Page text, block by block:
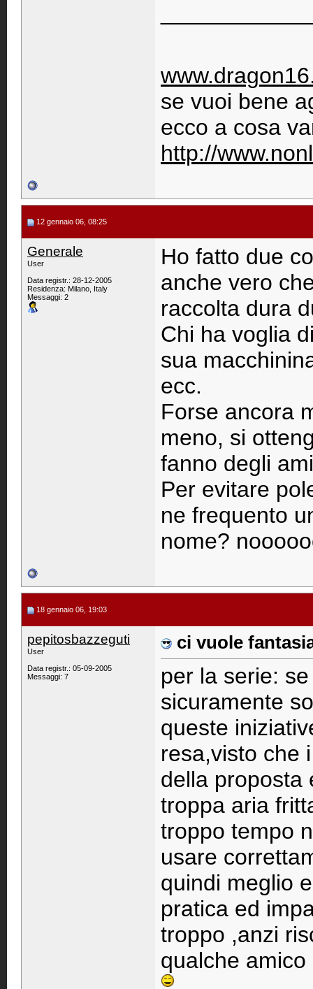
se vuoi bene
ecco a cosa
http://
12 gennaio 06, 08:25
Generale
User
Data registr.: 28-12-2005
Residenza: Milano, Italy
Messaggi: 2
Ho fatto due
anche vero
raccolta dura
Chi ha voglia
sua
ecc.
Forse ancora
meno, si
fanno degli
Per evitare
ne frequento
nome?
18 gennaio 06, 19:03
pepitosbazzeguti
User
Data registr.: 05-09-2005
Messaggi: 7
ci vuole
per la serie:
sicuramente
queste
resa,visto che
della proposta
troppa aria
troppo tempo
usare
quindi meglio
pratica ed
troppo ,anzi
qualche amico